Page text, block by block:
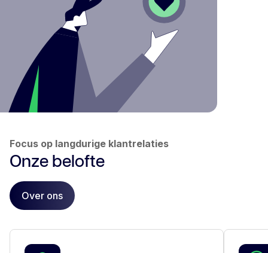
Focus op langdurige klantrelaties
Onze belofte
Over ons